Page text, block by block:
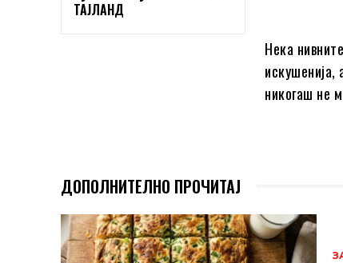
ТАЈЛАНД
Нека
искушенија,
никогаш не
ДОПОЛНИТЕЛНО ПРОЧИТАЈ